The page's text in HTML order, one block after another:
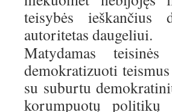
teisybės
autoritetas daugeliui.
Matydamas
demokratizuoti
su suburtu
korumpuotų politikų